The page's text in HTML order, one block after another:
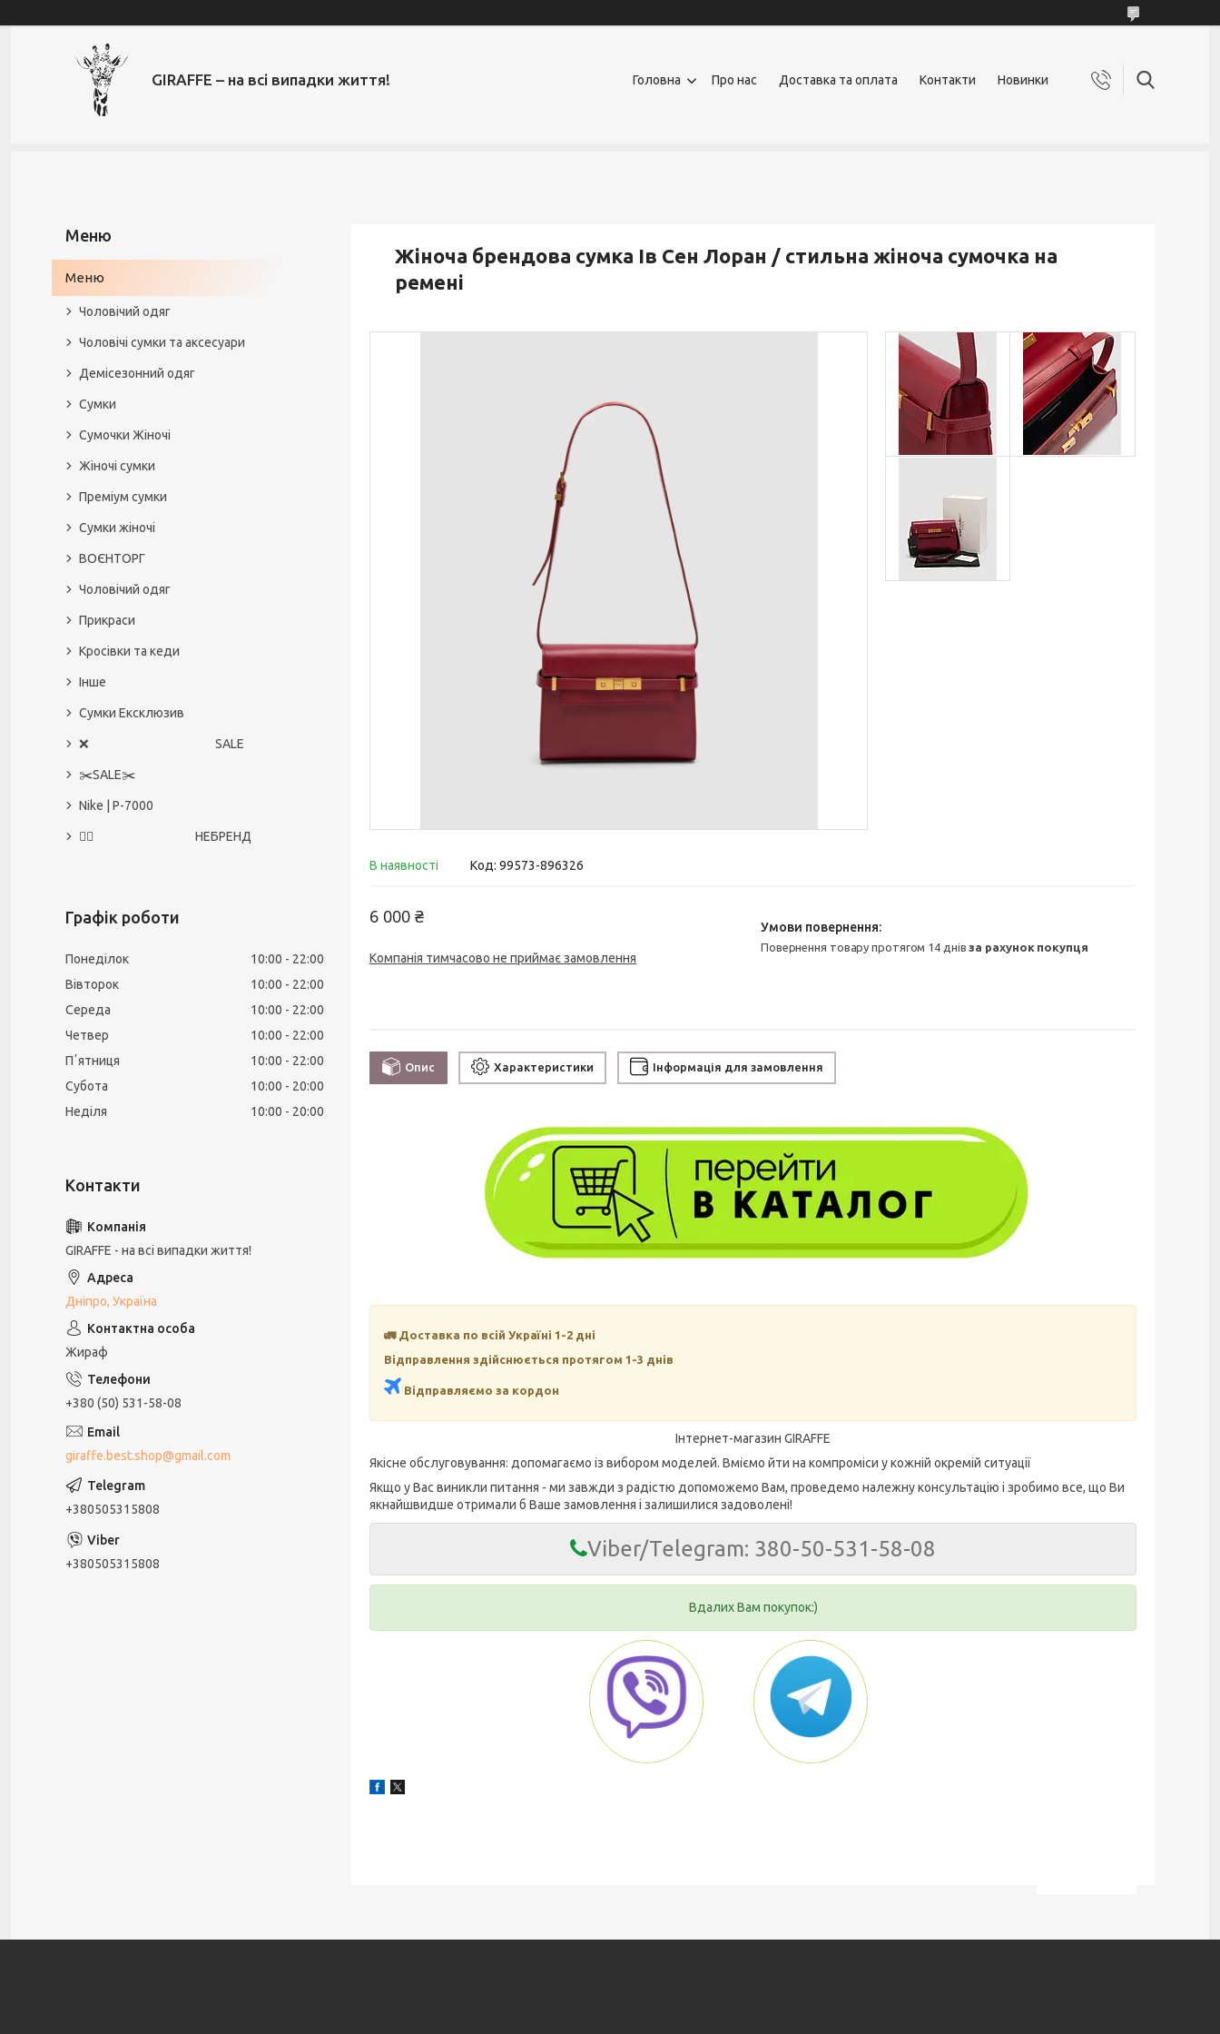
GIRAFFE – на всі випадки життя! Головна Про нас Доставка та оплата Контакти Новинки
Жіноча брендова сумка Ів Сен Лоран / стильна жіноча сумочка на
ремені
В наявності Код: 99573-896326
6 000 ₴
Компанія тимчасово не приймає замовлення
повернення товару протягом 14 днівза рахунок покупця
Опис Характеристики Інформація для замовлення
🚛 Доставка по всій Україні 1-2 дні
Відправлення здійснюється протягом 1-3 днів
Відправляємо за кордон
Інтернет-магазин GIRAFFE
Якісне обслуговування: допомагаємо із вибором моделей. Вміємо йти на компроміси у кожній окремій ситуації
Якщо у Вас виникли питання - ми завжди з радістю допоможемо Вам, проведемо належну консультацію і зробимо все, що Ви
якнайшвидше отримали б Ваше замовлення і залишилися задоволені!
Viber/Telegram: 380-50-531-58-08
Вдалих Вам покупок:)
Меню
Чоловічий одяг
Чоловічі сумки та аксесуари
Демісезонний одяг
Сумки
Сумочки Жіночі
Жіночі сумки
Преміум сумки
Сумки жіночі
ВОЄНТОРГ
Чоловічий одяг
Прикраси
Кросівки та кеди
Інше
Сумки Ексклюзив
❌ SALE
✂️SALE✂️
Nike | P-7000
🙅‍♀️ НЕБРЕНД
Графік роботи
Понеділок 10:00
22:00
Вівторок
10:00
22:00
Середа
10:00
22:00
Четвер
10:00
22:00
Пʼятниця
10:00
22:00
Субота
10:00
20:00
Неділя
10:00 20:00
GIRAFFE - на всі випадки життя!
Дніпро, Україна
Жираф
+380 (50) 531-58-08
giraffe.best.shop@gmail.com
+380505315808
+380505315808